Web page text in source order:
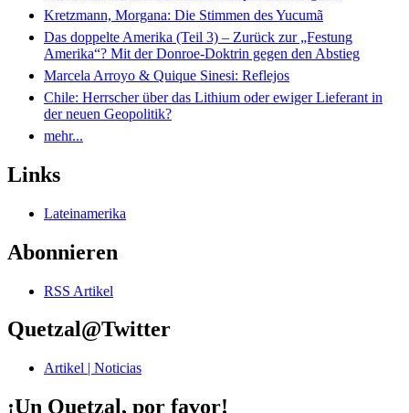
Kretzmann, Morgana: Die Stimmen des Yucumã
Das doppelte Amerika (Teil 3) – Zurück zur „Festung
Amerika“? Mit der Donroe-Doktrin gegen den Abstieg
Marcela Arroyo & Quique Sinesi: Reflejos
Chile: Herrscher über das Lithium oder ewiger Lieferant in
der neuen Geopolitik?
mehr...
Links
Lateinamerika
Abonnieren
RSS Artikel
Quetzal@Twitter
Artikel | Noticias
¡Un Quetzal, por favor!